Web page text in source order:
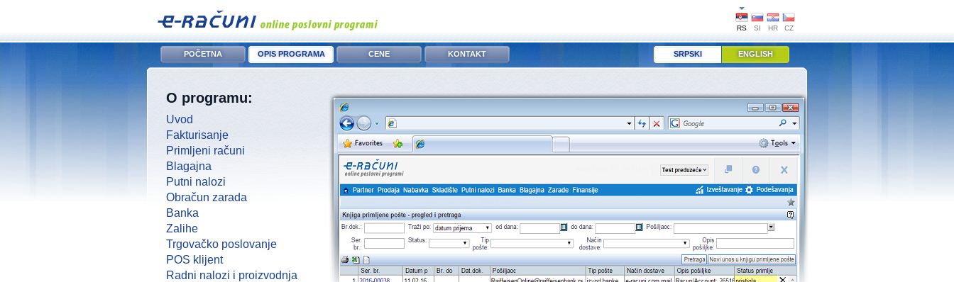
RS SI HR CZ
POČETNA OPIS PROGRAMA CENE KONTAKT SRPSKI ENGLISH
O programu:
Uvod
Fakturisanje
Primljeni računi
Blagajna
Putni nalozi
Obračun zarada
Banka
Zalihe
Trgovačko poslovanje
POS klijent
Radni nalozi i proizvodnja